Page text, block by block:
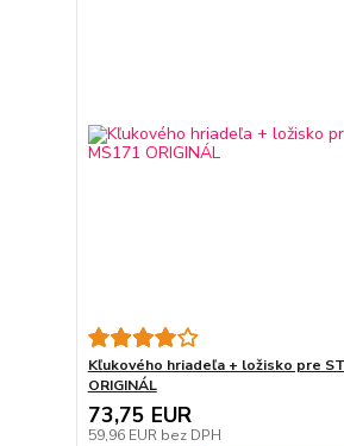
Kľukového hriadeľa + ložisko pre
ORIGINÁL
73,75 EUR
59,96 EUR bez DPH